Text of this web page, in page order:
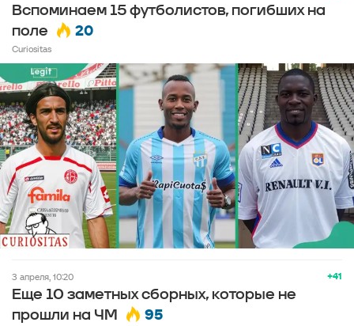
Вспоминаем 15 футболистов, погибших на
поле
20
Curiositas
+41
3 апреля, 10:20
Еще 10 заметных сборных, которые не
прошли на ЧМ
95